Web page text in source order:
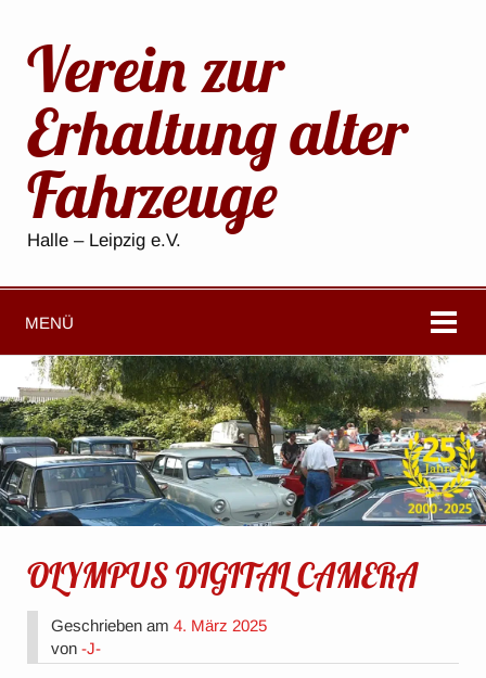
Verein zur
Erhaltung alter
Fahrzeuge
Halle – Leipzig e.V.
MENÜ
OLYMPUS DIGITAL CAMERA
Geschrieben am4. März 2025
von-J-